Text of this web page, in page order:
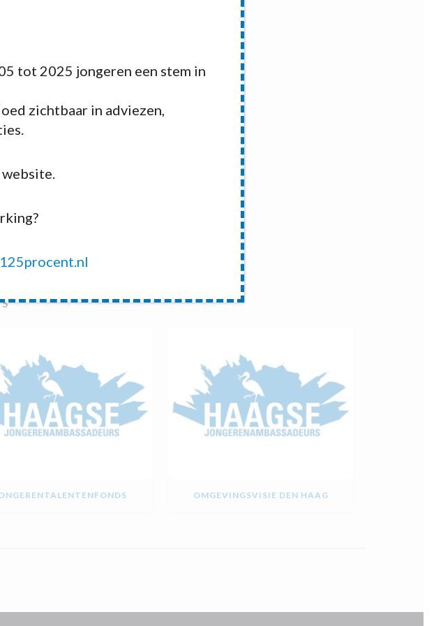
OMGEVINGSVISIE DEN HAAG
tot 2025 jongeren een stem in
zichtbaar in adviezen,